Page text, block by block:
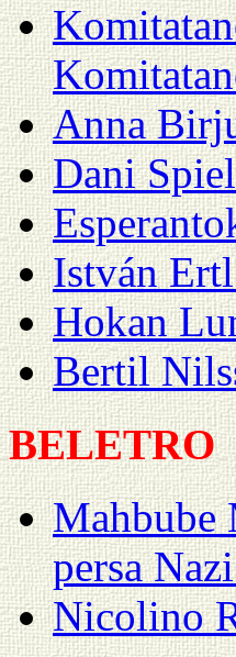
Anna
Dani
István
Hokan
Bertil
BELETRO
Mahbube
persa
Nicolino